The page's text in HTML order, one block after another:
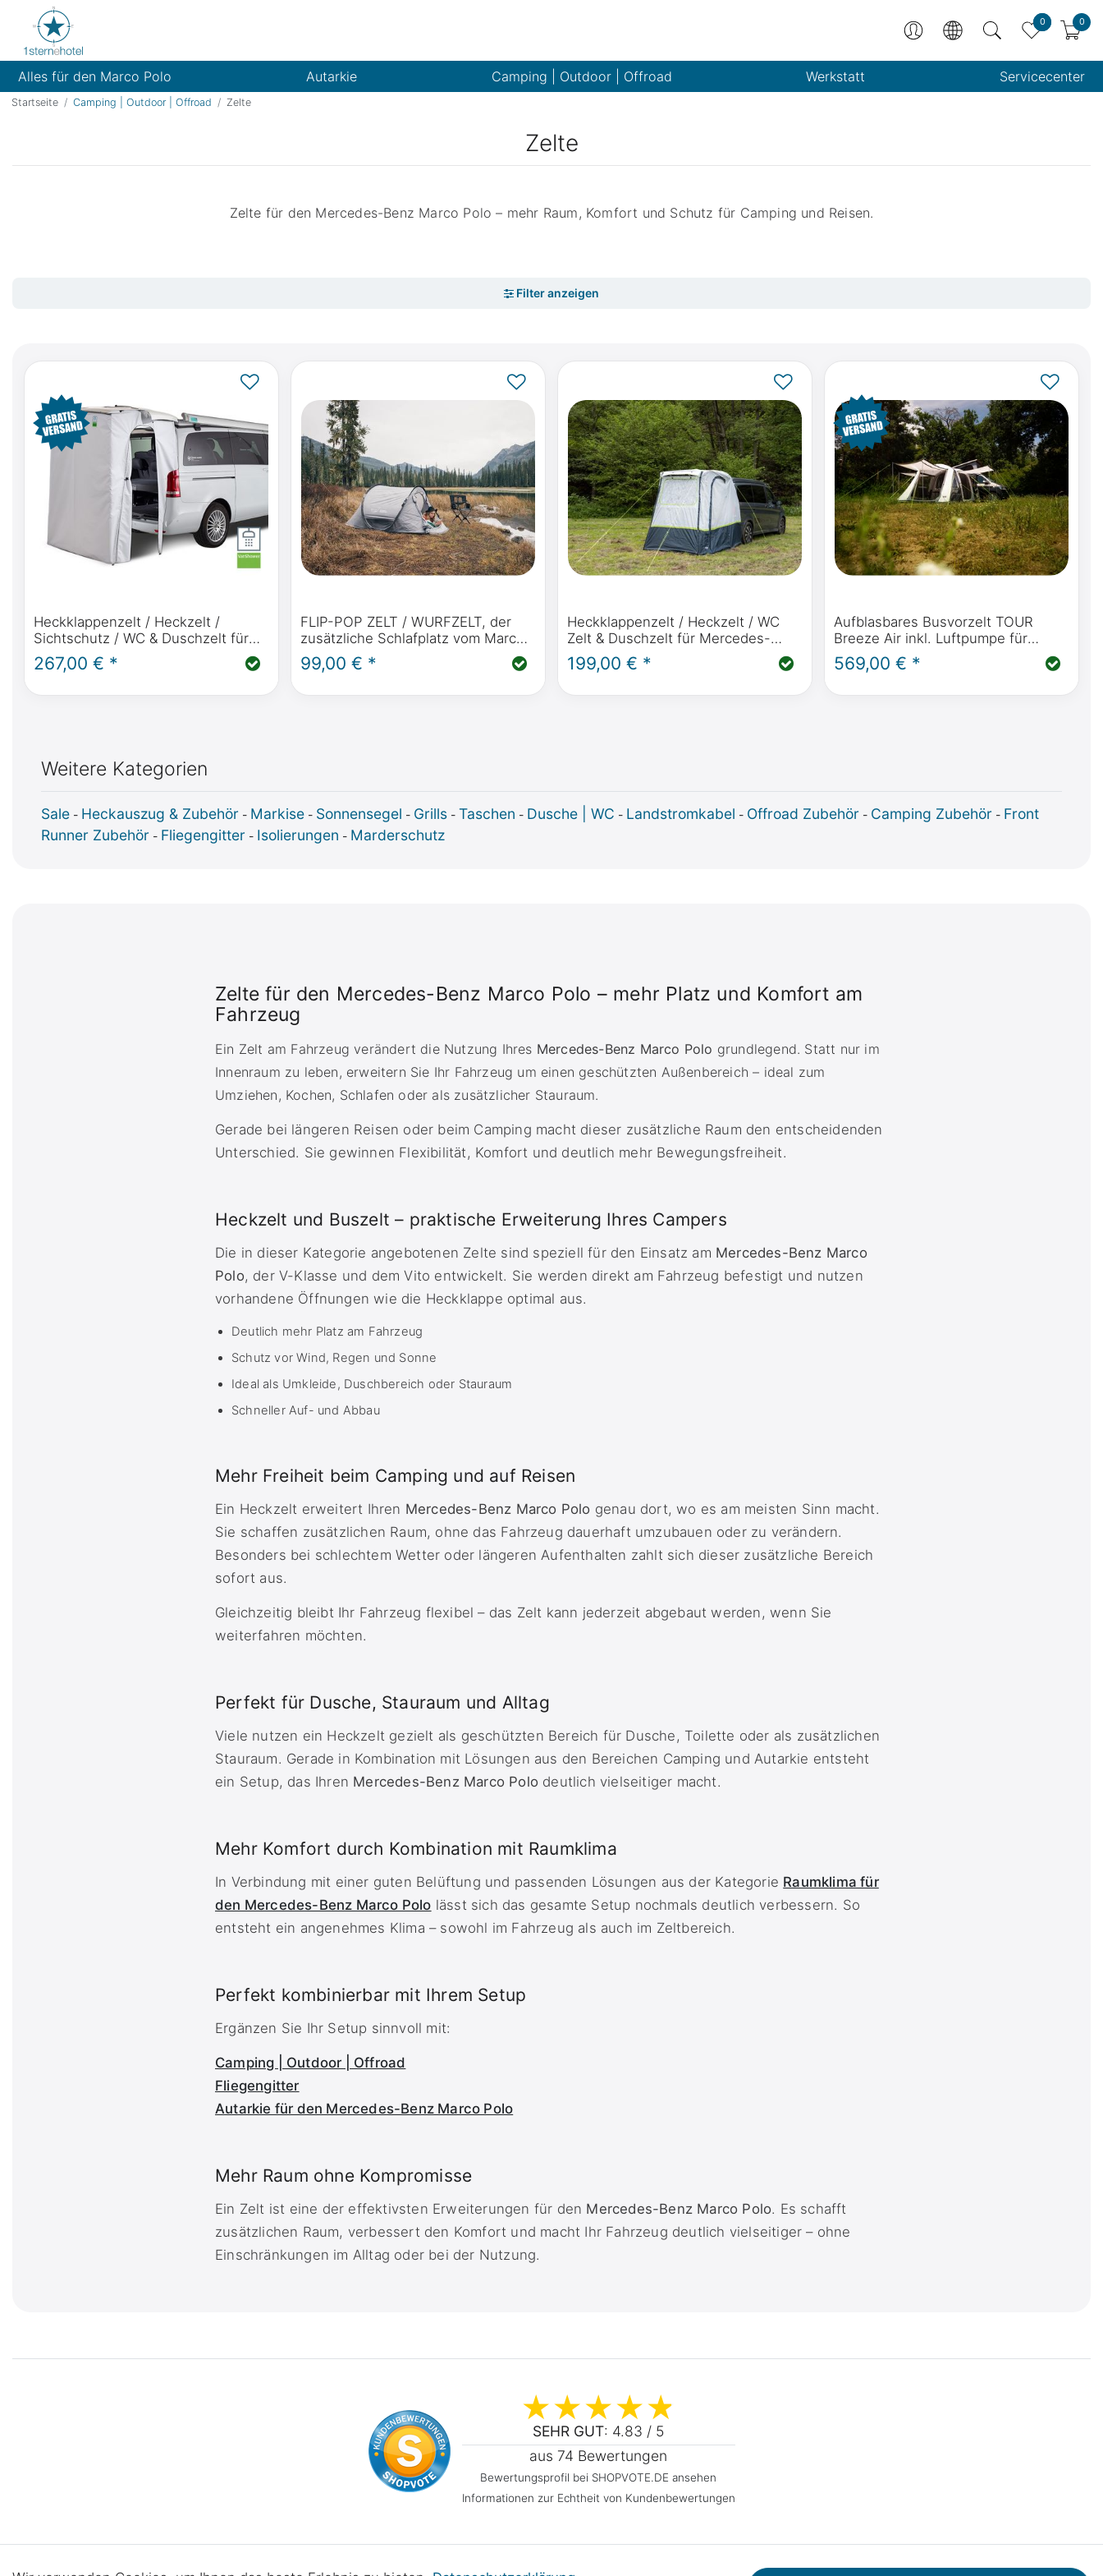
0 0
Alles für den Marco Polo Autarkie Camping | Outdoor | Offroad Werkstatt Servicecenter
Startseite Camping | Outdoor | Offroad Zelte
Zelte
Zelte für den Mercedes-Benz Marco Polo – mehr Raum, Komfort und Schutz für Camping und Reisen.
Heckklappenzelt / Heckzelt /
Sichtschutz / WC & Duschzelt für
Mercedes-Benz Marco Polo /
Horizon / Activity / Vito mit
267,00 € *
FLIP-POP ZELT / WURFZELT, der
zusätzliche Schlafplatz vom Marco
Polo - VON FRONT RUNNER
99,00 € *
Heckklappenzelt / Heckzelt / WC
Zelt & Duschzelt für Mercedes-
Benz V-Klasse, Marco Polo,
Horizon, Activity ab 2014 (W447)
199,00 € *
Aufblasbares Busvorzelt TOUR
Breeze Air inkl. Luftpumpe für
Mercedes-Benz Marco Polo,
Horizon, Activity ab 2014 (W447) &
569,00 € *
Weitere Kategorien
Sale - Heckauszug & Zubehör - Markise - Sonnensegel - Grills - Taschen - Dusche | WC - Landstromkabel - Offroad Zubehör - Camping Zubehör - Front
Runner Zubehör - Fliegengitter - Isolierungen - Marderschutz
Zelte für den Mercedes-Benz Marco Polo – mehr Platz und Komfort am
Fahrzeug
Ein Zelt am Fahrzeug verändert die Nutzung Ihres Mercedes-Benz Marco Polo grundlegend. Statt nur im
Innenraum zu leben, erweitern Sie Ihr Fahrzeug um einen geschützten Außenbereich – ideal zum
Umziehen, Kochen, Schlafen oder als zusätzlicher Stauraum.
Gerade bei längeren Reisen oder beim Camping macht dieser zusätzliche Raum den entscheidenden
Unterschied. Sie gewinnen Flexibilität, Komfort und deutlich mehr Bewegungsfreiheit.
Heckzelt und Buszelt – praktische Erweiterung Ihres Campers
Die in dieser Kategorie angebotenen Zelte sind speziell für den Einsatz am Mercedes-Benz Marco
Polo, der V-Klasse und dem Vito entwickelt. Sie werden direkt am Fahrzeug befestigt und nutzen
vorhandene Öffnungen wie die Heckklappe optimal aus.
Deutlich mehr Platz am Fahrzeug
Schutz vor Wind, Regen und Sonne
Ideal als Umkleide, Duschbereich oder Stauraum
Schneller Auf- und Abbau
Mehr Freiheit beim Camping und auf Reisen
Ein Heckzelt erweitert Ihren Mercedes-Benz Marco Polo genau dort, wo es am meisten Sinn macht.
Sie schaffen zusätzlichen Raum, ohne das Fahrzeug dauerhaft umzubauen oder zu verändern.
Besonders bei schlechtem Wetter oder längeren Aufenthalten zahlt sich dieser zusätzliche Bereich
sofort aus.
Gleichzeitig bleibt Ihr Fahrzeug flexibel – das Zelt kann jederzeit abgebaut werden, wenn Sie
weiterfahren möchten.
Perfekt für Dusche, Stauraum und Alltag
Viele nutzen ein Heckzelt gezielt als geschützten Bereich für Dusche, Toilette oder als zusätzlichen
Stauraum. Gerade in Kombination mit Lösungen aus den Bereichen Camping und Autarkie entsteht
ein Setup, das Ihren Mercedes-Benz Marco Polo deutlich vielseitiger macht.
Mehr Komfort durch Kombination mit Raumklima
In Verbindung mit einer guten Belüftung und passenden Lösungen aus der Kategorie Raumklima für
den Mercedes-Benz Marco Polo lässt sich das gesamte Setup nochmals deutlich verbessern. So
entsteht ein angenehmes Klima – sowohl im Fahrzeug als auch im Zeltbereich.
Perfekt kombinierbar mit Ihrem Setup
Ergänzen Sie Ihr Setup sinnvoll mit:
Camping | Outdoor | Offroad
Fliegengitter
Autarkie für den Mercedes-Benz Marco Polo
Mehr Raum ohne Kompromisse
Ein Zelt ist eine der effektivsten Erweiterungen für den Mercedes-Benz Marco Polo. Es schafft
zusätzlichen Raum, verbessert den Komfort und macht Ihr Fahrzeug deutlich vielseitiger – ohne
Einschränkungen im Alltag oder bei der Nutzung.
SEHR GUT: 4.83 / 5
aus 74 Bewertungen
Bewertungsprofil bei SHOPVOTE.DE ansehen
Informationen zur Echtheit von Kundenbewertungen
Impressum Daten­schutz­erklärung AGB Barrierefreiheitserklärung Widerrufs­recht Kontakt Batterieentsorgung Werkstattprojekte